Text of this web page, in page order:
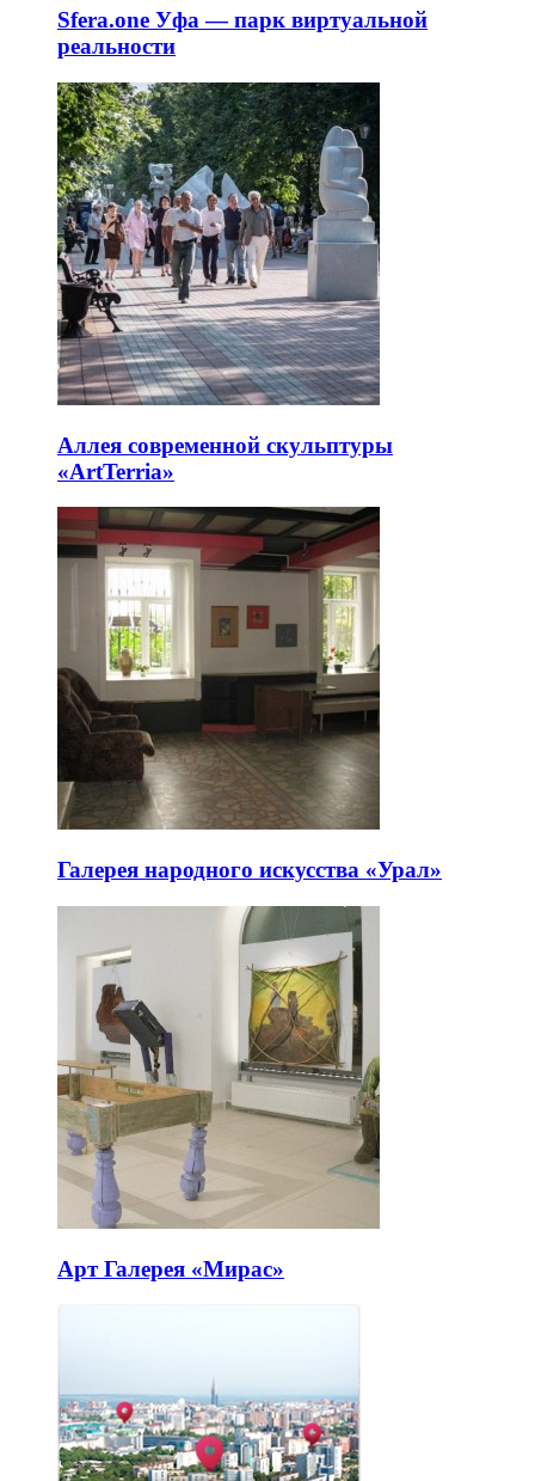
Sfera.one Уфа — парк виртуальной
реальности
Аллея современной скульптуры
«ArtTerria»
Галерея народного искусства «Урал»
Арт Галерея «Мирас»